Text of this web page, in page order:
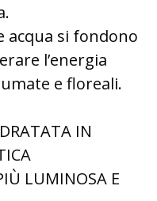
acqua si fondono
l’energia
e floreali.
IN
LUMINOSA E